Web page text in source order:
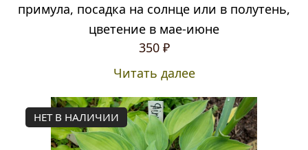
примула, посадка на солнце или в полутень,
цветение в мае-июне
350 ₽
Читать далее
НЕТ В НАЛИЧИИ